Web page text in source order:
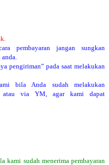
pembayaran jangan sungkan
pengiriman” pada saat melakukan
bila Anda sudah melakukan
atau via YM, agar kami dapat
kami sudah menerima pembayaran